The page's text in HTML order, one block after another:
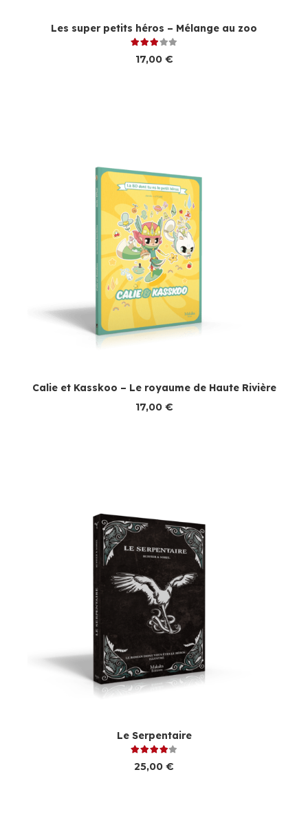
Les super petits héros – Mélange au zoo
17,00 €
Calie et Kasskoo – Le royaume de Haute Rivière
17,00 €
Le Serpentaire
25,00 €